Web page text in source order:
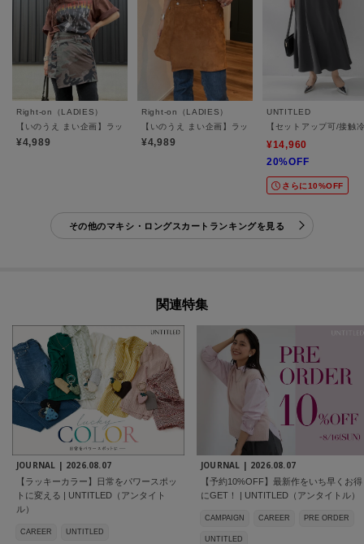
Right-on（LADIES）
【いのうえ まい企画】ラップスカート
¥4,989
Right-on（LADIES）
【いのうえ まい企画】ラップスカート(フェイクレザー/
¥4,989
UNTITLED
【セットアップ可/接触
¥14,960
20%OFF
さらに10%OFF
その他のマキシ・ロングスカートランキングを見る
関連特集
JOURNAL | 2026.08.07
【ラッキーカラー】日常をパワースポッ
トに変える | UNTITLED（アンタイト
ル）
CAREER UNTITLED
JOURNAL | 2026.08.07
【予約10%OFF】最新作をいち早くお得
にGET！ | UNTITLED（アンタイトル）
CAMPAIGN CAREER PRE ORDER
UNTITLED